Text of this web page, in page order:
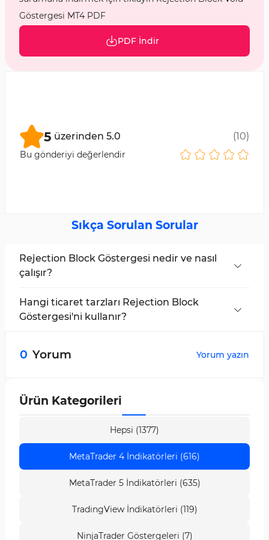
Göstergesi MT4 PDF
PDF İndir
5 üzerinden 5.0 (10)
Bu gönderiyi değerlendir
Sıkça Sorulan Sorular
Rejection Block Göstergesi nedir ve nasıl
çalışır?
noktalarını belirlemek için kullanılan bir araçtır;
bu gösterge, fiyat zirve ve diplerine yakın mum
Hangi ticaret tarzları Rejection Block
Göstergesi'ni kullanır?
tarzlarında yaygın olarak kullanılır.
0 Yorum Yorum yazın
Ürün Kategorileri
Hepsi (1377)
MetaTrader 4 İndikatörleri (616)
MetaTrader 5 İndikatörleri (635)
TradingView İndikatörleri (119)
NinjaTrader Göstergeleri (7)